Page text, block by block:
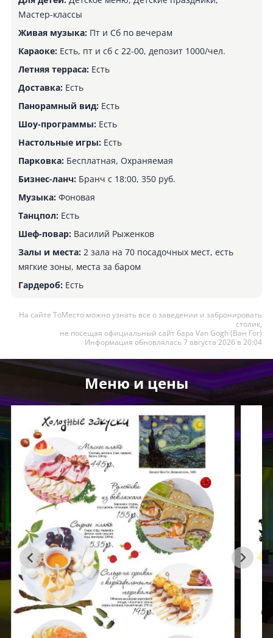
Мастер-классы
Живая музыка:Пт и Сб по вечерам
Караоке:Есть, пт и сб с 22-00, депозит 1000/чел.
Летняя терраса:Есть
Доставка:Есть
Панорамный вид:Есть
Шоу-программы:Есть
Настольные игры:Есть
Парковка:Бесплатная, Охраняемая
Бизнес-ланч:Бранч с 18:00, 350 руб.
Музыка:Фоновая
Танцпол:Есть
Шеф-повар:Василий Рыженков
Залы и места:2 зала на 70 посадочных мест, есть
мягкие зоны, места за баром
Гардероб:Есть
На сайте ТоМесто можно узнать все о заведении и забронировать
столик,
не посещая официальный сайт бара Van Gogh (Ван Гог)
Информация обновлялась 7 августа 2026 в 20:04
Меню и цены